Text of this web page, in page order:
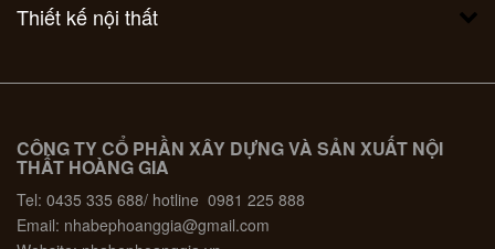
Thiết kế nội thất
CÔNG TY CỔ PHẦN XÂY DỰNG VÀ SẢN XUẤT NỘI
THẤT HOÀNG GIA
Tel: 0435 335 688/ hotline 0981 225 888
Email: nhabephoanggia@gmail.com